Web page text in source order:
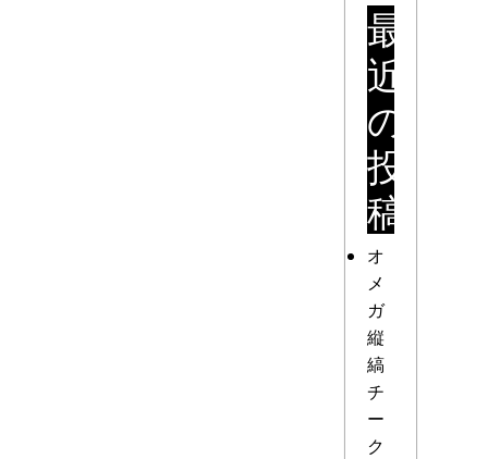
最
近
の
投
稿
オ
メ
ガ
縦
縞
チ
ー
ク